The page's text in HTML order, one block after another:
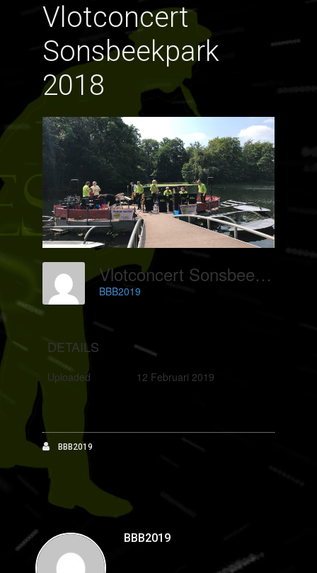
Vlotconcert
Sonsbeekpark
2018
Vlotconcert Sonsbeekpark 2018
BBB2019
DETAILS
Uploaded 12 Februari 2019
BBB2019
BBB2019